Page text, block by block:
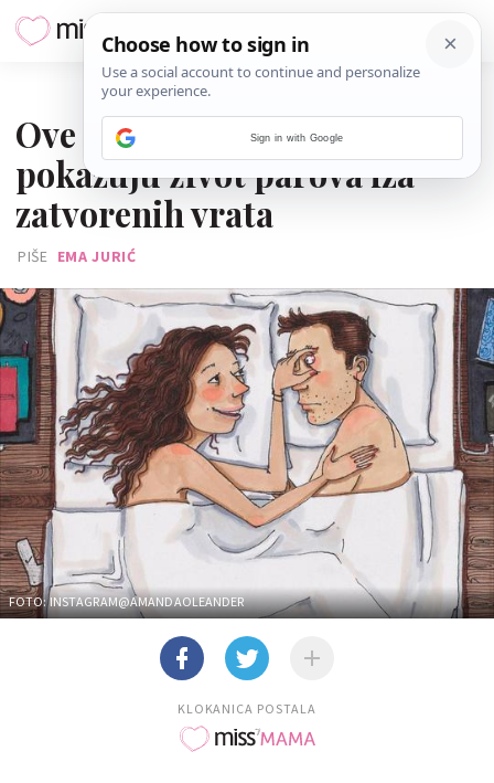
Ove ilustracije savršeno
pokazuju život parova iza
zatvorenih vrata
PIŠE EMA JURIĆ
FOTO: INSTAGRAM@AMANDAOLEANDER
KLOKANICA POSTALA
Sign in with Google